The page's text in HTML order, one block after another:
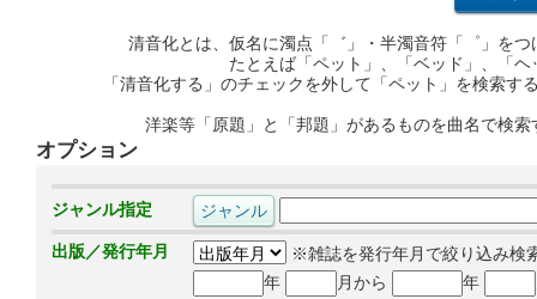
清音化とは、仮名に濁点「゛」・半濁音符「゜」を
たとえば「ペット」、「ベッド」、「
「清音化する」のチェックを外して「ペット」を検索
洋楽等「原題」と「邦題」があるものを曲名で検
オプション
ジャンル指定
出版／発行年月
※雑誌を発行年月で絞り込み検
年
月から 年